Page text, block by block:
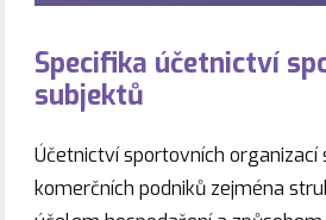
Specifika účetnictví
subjektů
Účetnictví sportovních organizací
komerčních podniků zejména